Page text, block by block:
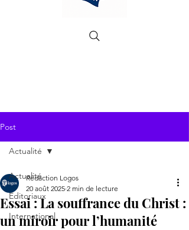
Post
Actualité
Editoriaux
International
Actualité
Essai : La souffrance du Christ :
un miroir pour l’humanité
Rédaction Logos
20 août 2025 2 min de lecture